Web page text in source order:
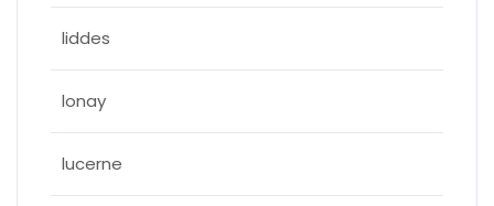
liddes
lonay
lucerne